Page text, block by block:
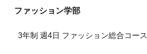
ファッション学部
3年制 週4日 ファッション総合コース